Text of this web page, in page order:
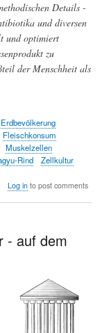
Details -
und diversen
und optimiert
zu
der Menschheit als
Erdbevölkerung
Fleischkonsum
Muskelzellen
Rind Zellkultur
about
Drucker
weltweiten
Fleischkonsum?
Log into post comments
- auf dem